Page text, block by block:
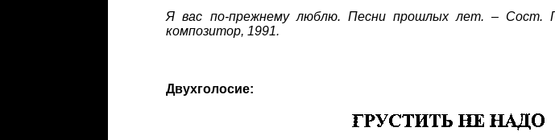
Я вас по-прежнему люблю. Песни прошлых лет. – Сост.
композитор, 1991.
Двухголосие: